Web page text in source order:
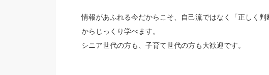
情報があふれる今だからこそ、自己流ではなく「正しく
からじっくり学べます。
シニア世代の方も、子育て世代の方も大歓迎です。